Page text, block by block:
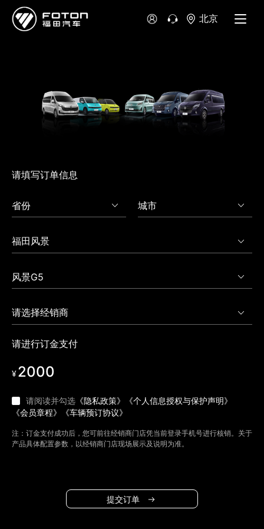
北京
澳大利亚
请填写订单信息
请进行订金支付
¥2000
请阅读并勾选 《隐私政策》
《个人信息授权与保护声明》
《会员章程》
《车辆预订协议》
注：订金支付成功后，您可前往经销商门店凭当前登录手机号进行核销。关于
产品具体配置参数，以经销商门店现场展示及说明为准。
提交订单